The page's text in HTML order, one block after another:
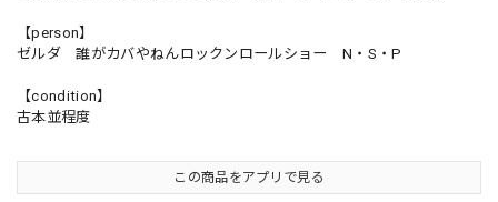
【person】
ゼルダ 誰がカバやねんロックンロールショー N・S・P
【condition】
古本並程度
この商品をアプリで見る